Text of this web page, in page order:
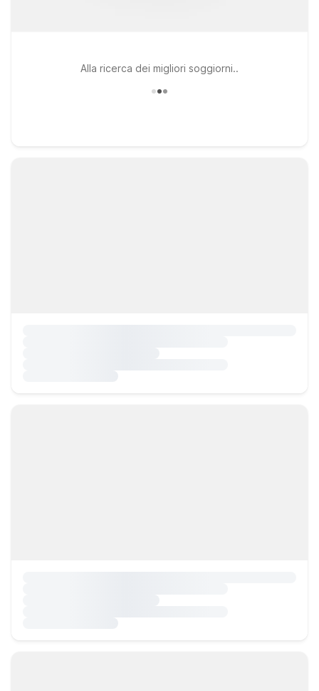
Alla ricerca dei migliori soggiorni..